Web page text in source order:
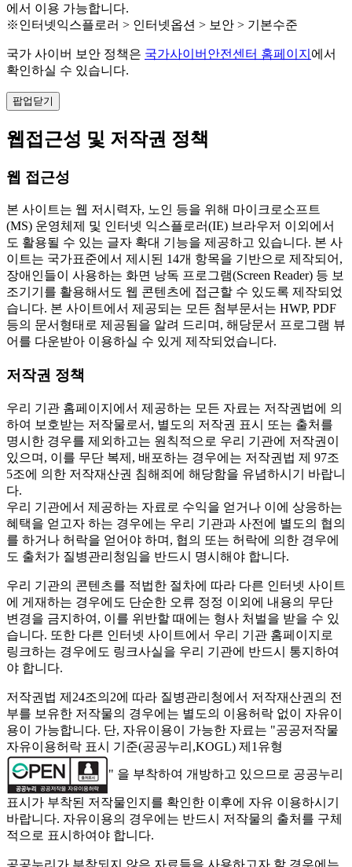
에서 이용 가능합니다.
※인터넷익스플로러 > 인터넷옵션 > 보안 > 기본수준
국가 사이버 보안 정책은 국가사이버안전센터 홈페이지 에서
확인하실 수 있습니다.
팝업닫기
웹접근성 및 저작권 정책
웹 접근성
본 사이트는 웹 저시력자, 노인 등을 위해 마이크로소프트
(MS) 운영체제 및 인터넷 익스플로러(IE) 브라우저 이외에서
도 활용될 수 있는 글자 확대 기능을 제공하고 있습니다. 본 사
이트는 국가표준에서 제시된 14개 항목을 기반으로 제작되어,
장애인들이 사용하는 화면 낭독 프로그램(Screen Reader) 등 보
조기기를 활용해서도 웹 콘텐츠에 접근할 수 있도록 제작되었
습니다. 본 사이트에서 제공되는 모든 첨부문서는 HWP, PDF
등의 문서형태로 제공됨을 알려 드리며, 해당문서 프로그램 뷰
어를 다운받아 이용하실 수 있게 제작되었습니다.
저작권 정책
우리 기관 홈페이지에서 제공하는 모든 자료는 저작권법에 의
하여 보호받는 저작물로서, 별도의 저작권 표시 또는 출처를
명시한 경우를 제외하고는 원칙적으로 우리 기관에 저작권이
있으며, 이를 무단 복제, 배포하는 경우에는 저작권법 제 97조
5조에 의한 저작재산권 침해죄에 해당함을 유념하시기 바랍니
다.
우리 기관에서 제공하는 자료로 수익을 얻거나 이에 상응하는
혜택을 얻고자 하는 경우에는 우리 기관과 사전에 별도의 협의
를 하거나 허락을 얻어야 하며, 협의 또는 허락에 의한 경우에
도 출처가 질병관리청임을 반드시 명시해야 합니다.
우리 기관의 콘텐츠를 적법한 절차에 따라 다른 인터넷 사이트
에 게재하는 경우에도 단순한 오류 정정 이외에 내용의 무단
변경을 금지하여, 이를 위반할 때에는 형사 처벌을 받을 수 있
습니다. 또한 다른 인터넷 사이트에서 우리 기관 홈페이지로
링크하는 경우에도 링크사실을 우리 기관에 반드시 통지하여
야 합니다.
저작권법 제24조의2에 따라 질병관리청에서 저작재산권의 전
부를 보유한 저작물의 경우에는 별도의 이용허락 없이 자유이
용이 가능합니다. 단, 자유이용이 가능한 자료는 "공공저작물
자유이용허락 표시 기준(공공누리,KOGL) 제1유형
" 을 부착하여 개방하고 있으므로 공공누리
표시가 부착된 저작물인지를 확인한 이후에 자유 이용하시기
바랍니다. 자유이용의 경우에는 반드시 저작물의 출처를 구체
적으로 표시하여야 합니다.
공공누리가 부착되지 않은 자료들을 사용하고자 할 경우에는